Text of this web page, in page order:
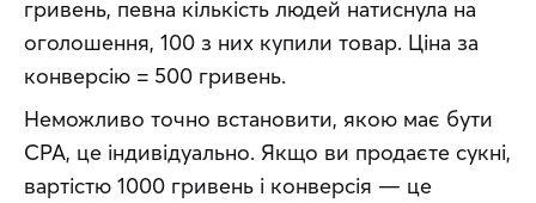
гривень, певна кількість людей натиснула на
оголошення, 100 з них купили товар. Ціна за
конверсію = 500 гривень.
Неможливо точно встановити, якою має бути
CPA, це індивідуально. Якщо ви продаєте сукні,
вартістю 1000 гривень і конверсія — це